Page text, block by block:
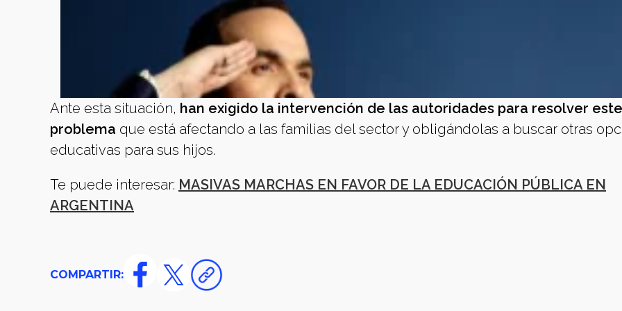
Ante esta situación, han exigido la intervención de las autoridades para resolver este
problema que está afectando a las familias del sector y obligándolas a buscar otras
educativas para sus hijos.
Te puede interesar: MASIVAS MARCHAS EN FAVOR DE LA EDUCACIÓN PÚBLICA EN
ARGENTINA
COMPARTIR: